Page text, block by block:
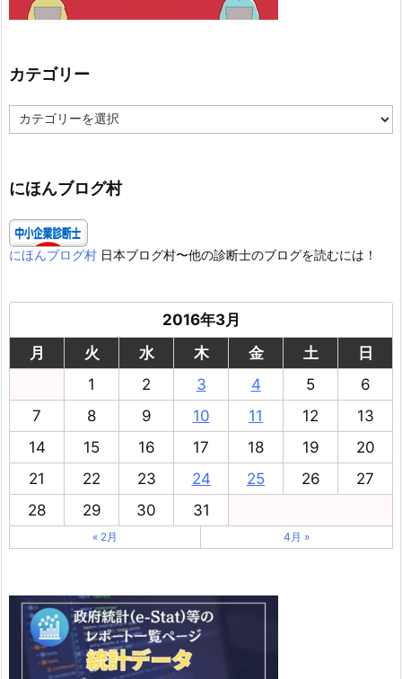
カテゴリー
テ
ー
にほんブログ村
にほんブログ村 日本ブログ村〜他の診断士のブログを読むには！
2016年3月
月
火 水 木 金 土
日
1
2 3 4 5
6
7
8 9 10 11 12
13
14
15 16 17 18 19
20
21
22 23 24 25 26
27
28
29 30 31
« 2月 4月 »